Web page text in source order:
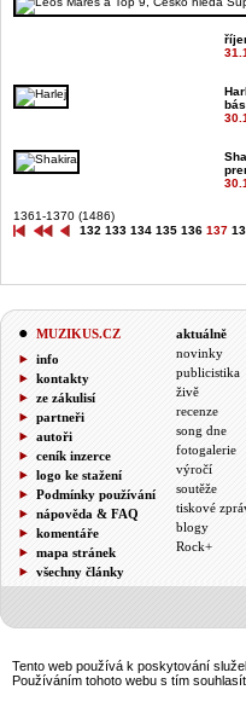
1361-1370 (1486)
132 133 134 135 136 137
MUZIKUS.CZ
info
kontakty
ze zákulisí
partneři
autoři
ceník inzerce
logo ke stažení
Podmínky používání
nápověda & FAQ
komentáře
mapa stránek
všechny články
aktuálně
novinky
publicistika
živě
recenze
song dne
fotogalerie
výročí
soutěže
tiskové
blogy
Rock+
Tento web používá k poskytování
Používáním tohoto webu s tím